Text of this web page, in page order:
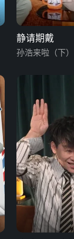
静请期戴
孙浩来啦（下）